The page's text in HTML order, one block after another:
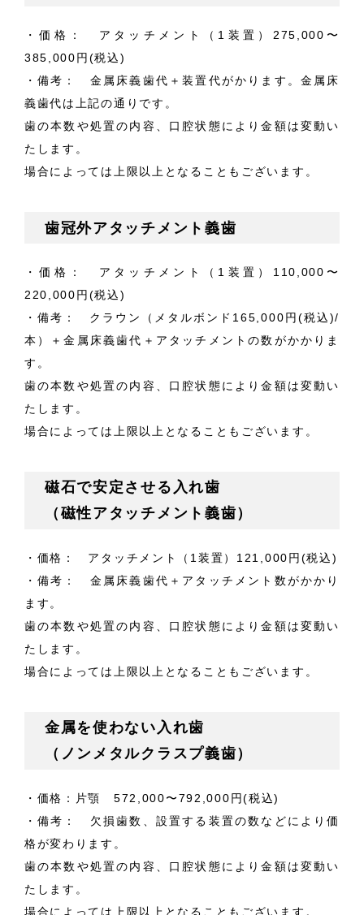
・価格： アタッチメント（1装置）275,000〜
385,000円(税込)
・備考： 金属床義歯代＋装置代がかります。金属床
義歯代は上記の通りです。
歯の本数や処置の内容、口腔状態により金額は変動い
たします。
場合によっては上限以上となることもございます。
歯冠外アタッチメント義歯
・価格： アタッチメント（1装置）110,000〜
220,000円(税込)
・備考： クラウン（メタルボンド165,000円(税込)/
本）＋金属床義歯代＋アタッチメントの数がかかりま
す。
歯の本数や処置の内容、口腔状態により金額は変動い
たします。
場合によっては上限以上となることもございます。
磁石で安定させる入れ歯
（磁性アタッチメント義歯）
・価格： アタッチメント（1装置）121,000円(税込)
・備考： 金属床義歯代＋アタッチメント数がかかり
ます。
歯の本数や処置の内容、口腔状態により金額は変動い
たします。
場合によっては上限以上となることもございます。
金属を使わない入れ歯
（ノンメタルクラスプ義歯）
・価格：片顎 572,000〜792,000円(税込)
・備考： 欠損歯数、設置する装置の数などにより価
格が変わります。
歯の本数や処置の内容、口腔状態により金額は変動い
たします。
場合によっては上限以上となることもございます。